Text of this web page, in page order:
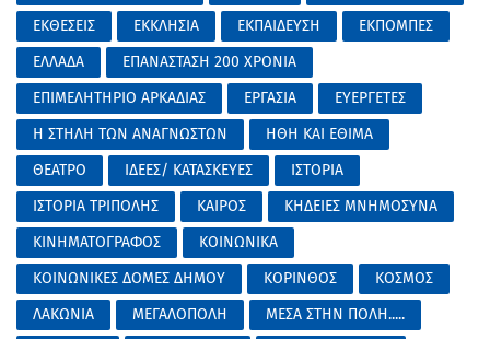
ΕΚΘΕΣΕΙΣ
ΕΚΚΛΗΣΙΑ ΕΚΠΑΙΔΕΥΣΗ
ΕΚΠΟΜΠΕΣ
ΕΛΛΑΔΑ
ΕΠΑΝΑΣΤΑΣΗ 200 ΧΡΟΝΙΑ
ΕΠΙΜΕΛΗΤΗΡΙΟ ΑΡΚΑΔΙΑΣ
ΕΡΓΑΣΙΑ
ΕΥΕΡΓΕΤΕΣ
Η ΣΤΗΛΗ ΤΩΝ ΑΝΑΓΝΩΣΤΩΝ
ΗΘΗ ΚΑΙ ΕΘΙΜΑ
ΘΕΑΤΡΟ
ΙΔΕΕΣ/ ΚΑΤΑΣΚΕΥΕΣ
ΙΣΤΟΡΙΑ
ΙΣΤΟΡΙΑ ΤΡΙΠΟΛΗΣ
ΚΑΙΡΟΣ
ΚΗΔΕΙΕΣ ΜΝΗΜΟΣΥΝΑ
ΚΙΝΗΜΑΤΟΓΡΑΦΟΣ
ΚΟΙΝΩΝΙΚΑ
ΚΟΙΝΩΝΙΚΕΣ ΔΟΜΕΣ ΔΗΜΟΥ
ΚΟΡΙΝΘΟΣ
ΚΟΣΜΟΣ
ΛΑΚΩΝΙΑ
ΜΕΓΑΛΟΠΟΛΗ
ΜΕΣΑ ΣΤΗΝ ΠΟΛΗ.....